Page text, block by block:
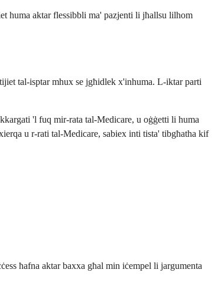
huma aktar flessibbli ma' pazjenti li jħallsu lilhom
tal-isptar mhux se jgħidlek x'inhuma. L-iktar parti
'l fuq mir-rata tal-Medicare, u oġġetti li huma
u r-rati tal-Medicare, sabiex inti tista' tibgħatha kif
ħafna aktar baxxa għal min iċempel li jargumenta